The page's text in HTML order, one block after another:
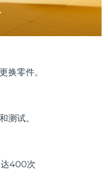
换零件。
测试。
400次